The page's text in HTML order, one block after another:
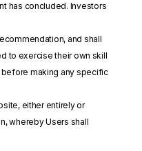
has concluded. Investors
and shall
to exercise their own skill
making any specific
either entirely or
whereby Users shall